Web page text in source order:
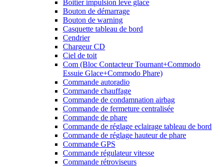
Boitier impulsion leve glace
Bouton de démarrage
Bouton de warning
Casquette tableau de bord
Cendrier
Chargeur CD
Ciel de toit
Com (Bloc Contacteur Tournant+Commodo
Essuie Glace+Commodo Phare)
Commande autoradio
Commande chauffage
Commande de condamnation airbag
Commande de fermeture centralisée
Commande de phare
Commande de réglage eclairage tableau de bord
Commande de réglage hauteur de phare
Commande GPS
Commande régulateur vitesse
Commande rétroviseurs